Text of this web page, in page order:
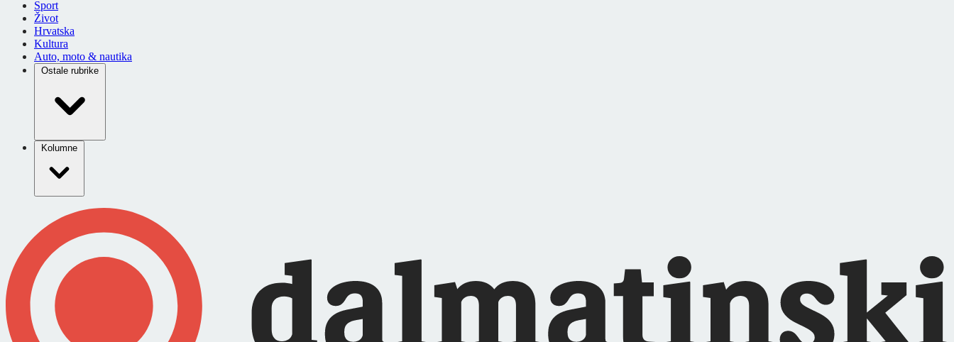
Sport
Život
Hrvatska
Kultura
Auto, moto & nautika
Ostale rubrike
Kolumne